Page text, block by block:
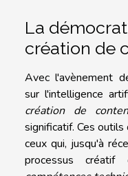
La
création de
Avec l'avènement
sur l'intelligence
création de
significatif. Ces
ceux qui, jusqu'à
processus